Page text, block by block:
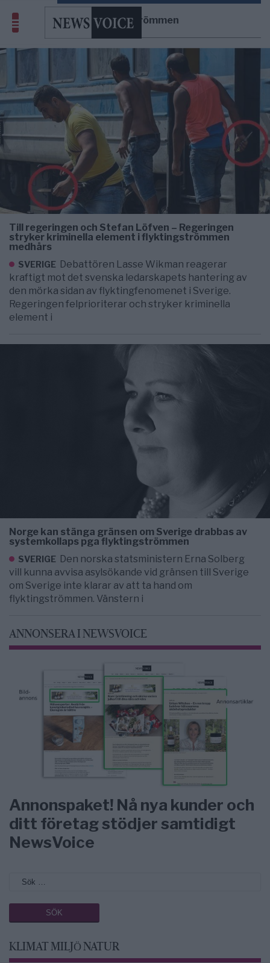
flyktingströmmen
Till regeringen och Stefan Löfven – Regeringen
stryker kriminella element i flyktingströmmen
medhårs
SVERIGE Debattören Lasse Wikman reagerar
kraftigt mot det svenska ledarskapets hantering av
den mörka sidan av flyktingfenomenet i Sverige.
Regeringen felprioriterar och stryker kriminella
element i
Norge kan stänga gränsen om Sverige drabbas av
systemkollaps pga flyktingströmmen
SVERIGE Den norska statsministern Erna Solberg
vill kunna avvisa asylsökande vid gränsen till Sverige
om Sverige inte klarar av att ta hand om
flyktingströmmen. Vänstern i
ANNONSERA I NEWSVOICE
Annonspaket! Nå nya kunder och
ditt företag stödjer samtidigt
NewsVoice
KLIMAT MILJÖ NATUR